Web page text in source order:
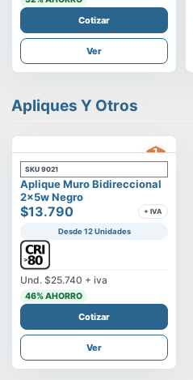
Cotizar
Ver
Apliques Y Otros
SKU 9021
Aplique Muro Bidireccional
2x5w Negro
$13.790 + IVA
Desde 12 Unidades
Und. $25.740 + iva
46% AHORRO
Cotizar
Ver